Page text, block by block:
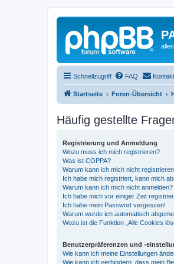
Schnellzugriff FAQ Kontakt
Startseite Foren-Übersicht
Häufig gestellte
Registrierung und Anmeldung
Wozu muss ich mich registrieren?
Was ist COPPA?
Warum kann ich mich nicht
Ich habe mich registriert, kann mich
Warum kann ich mich nicht anmelden?
Ich habe mich vor einiger Zeit
Ich habe mein Passwort vergessen!
Warum werde ich automatisch
Wozu ist die Funktion „Alle Cookies
Benutzerpräferenzen und -
Wie kann ich meine Einstellungen
Wie kann ich verhindern, dass mein